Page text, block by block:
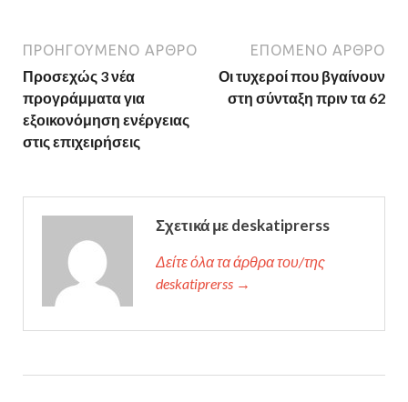
ΠΡΟΗΓΟΎΜΕΝΟ ΆΡΘΡΟ
Προσεχώς 3 νέα
προγράμματα για
εξοικονόμηση ενέργειας
στις επιχειρήσεις
ΕΠΌΜΕΝΟ ΆΡΘΡΟ
Οι τυχεροί που βγαίνουν
στη σύνταξη πριν τα 62
Σχετικά με deskatiprerss
Δείτε όλα τα άρθρα του/της
deskatiprerss →